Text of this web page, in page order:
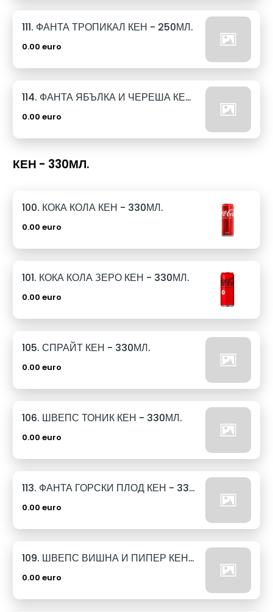
111. ФАНТА ТРОПИКАЛ КЕН - 250МЛ.
0.00 euro
114. ФАНТА ЯБЪЛКА И ЧЕРЕША КЕН - 250МЛ.
0.00 euro
КЕН - 330МЛ.
100. КОКА КОЛА КЕН - 330МЛ.
0.00 euro
101. КОКА КОЛА ЗЕРО КЕН - 330МЛ.
0.00 euro
105. СПРАЙТ КЕН - 330МЛ.
0.00 euro
106. ШВЕПС ТОНИК КЕН - 330МЛ.
0.00 euro
113. ФАНТА ГОРСКИ ПЛОД КЕН - 330МЛ.
0.00 euro
109. ШВЕПС ВИШНА И ПИПЕР КЕН - 330МЛ.
0.00 euro